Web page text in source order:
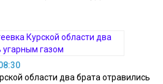
области два брата отравились